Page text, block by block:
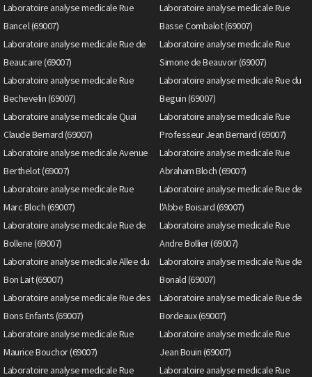
Laboratoire analyse medicale Rue
Bancel (69007)
Laboratoire analyse medicale Rue
Basse Combalot (69007)
Laboratoire analyse medicale Rue de
Beaucaire (69007)
Laboratoire analyse medicale Rue
Simone de Beauvoir (69007)
Laboratoire analyse medicale Rue
Bechevelin (69007)
Laboratoire analyse medicale Rue du
Beguin (69007)
Laboratoire analyse medicale Quai
Claude Bernard (69007)
Laboratoire analyse medicale Rue
Professeur Jean Bernard (69007)
Laboratoire analyse medicale Avenue
Berthelot (69007)
Laboratoire analyse medicale Rue
Abraham Bloch (69007)
Laboratoire analyse medicale Rue
Marc Bloch (69007)
Laboratoire analyse medicale Rue de
l'Abbe Boisard (69007)
Laboratoire analyse medicale Rue de
Bollene (69007)
Laboratoire analyse medicale Rue
Andre Bollier (69007)
Laboratoire analyse medicale Allee du
Bon Lait (69007)
Laboratoire analyse medicale Rue de
Bonald (69007)
Laboratoire analyse medicale Rue des
Bons Enfants (69007)
Laboratoire analyse medicale Rue de
Bordeaux (69007)
Laboratoire analyse medicale Rue
Maurice Bouchor (69007)
Laboratoire analyse medicale Rue
Jean Bouin (69007)
Laboratoire analyse medicale Rue
Laboratoire analyse medicale Rue